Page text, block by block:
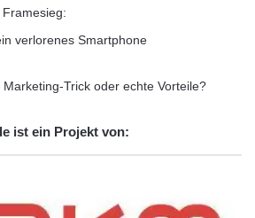
verlorenes Smartphone
Marketing-Trick oder echte Vorteile?
ist ein Projekt von: